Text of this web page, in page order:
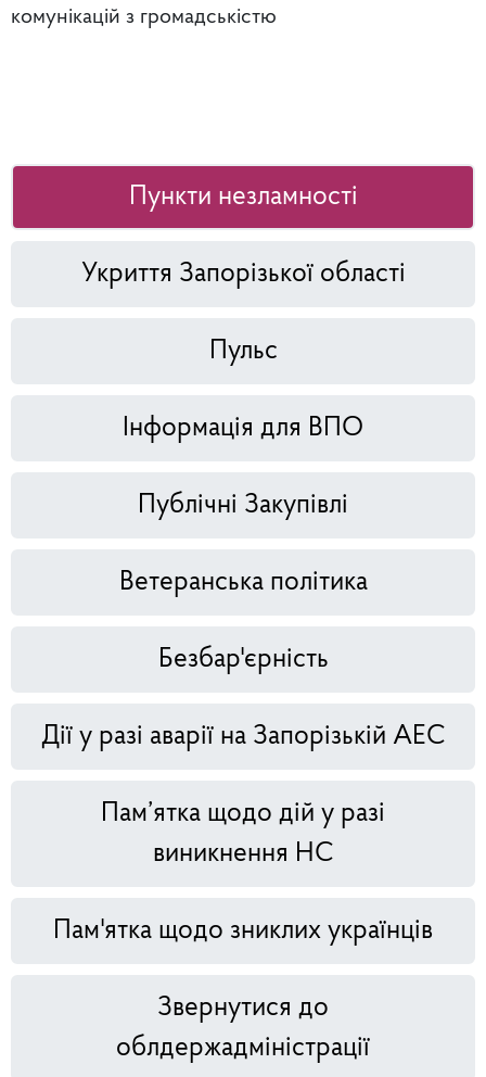
комунікацій з громадськістю
Пункти незламності
Укриття Запорізької області
Пульс
Інформація для ВПО
Публічні Закупівлі
Ветеранська політика
Безбар'єрність
Дії у разі аварії на Запорізькій АЕС
Пам’ятка щодо дій у разі
виникнення НС
Пам'ятка щодо зниклих українців
Звернутися до
облдержадміністрації